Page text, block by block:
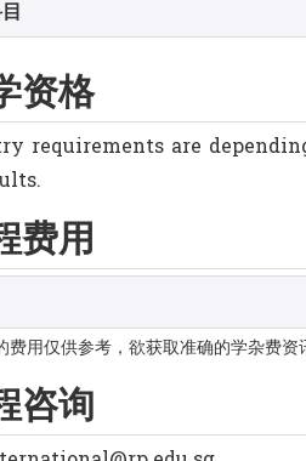
资格
requirements are
费用
费用仅供参考，欲获取准确的学杂费资
咨询